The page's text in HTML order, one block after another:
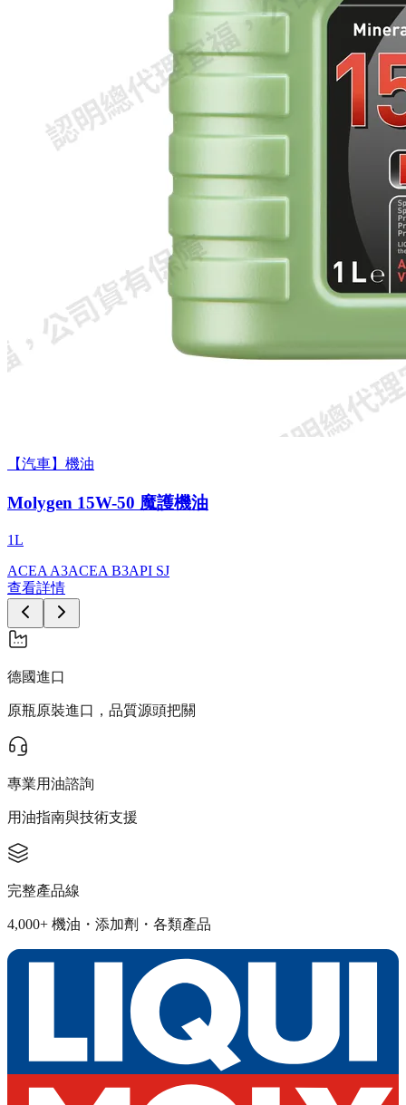
【汽車】機油
Molygen 15W-50 魔護機油
1L
ACEA A3ACEA B3API SJ
查看詳情
德國進口
原瓶原裝進口，品質源頭把關
專業用油諮詢
用油指南與技術支援
完整產品線
4,000+ 機油・添加劑・各類產品